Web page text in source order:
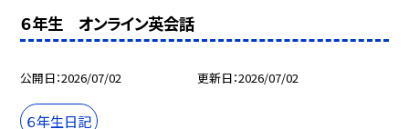
６年生 オンライン英会話
公開日 2026/07/02 更新日 2026/07/02
６年生日記